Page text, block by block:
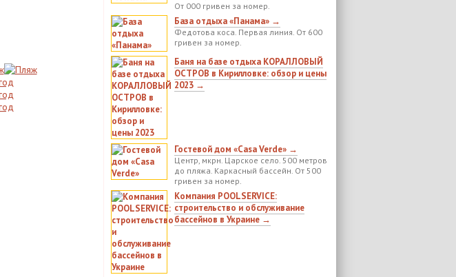
От 000 гривен за номер.
База отдыха «Панама» →
Федотова коса. Первая линия. От 600
гривен за номер.
Баня на базе отдыха КОРАЛЛОВЫЙ
ОСТРОВ в Кирилловке: обзор и цены
2023 →
Гостевой дом «Casa Verde» →
Центр, мкрн. Царское село. 500 метров
до пляжа. Каркасный бассейн. От 500
гривен за номер.
Компания POOLSERVICE:
строительство и обслуживание
бассейнов в Украине →